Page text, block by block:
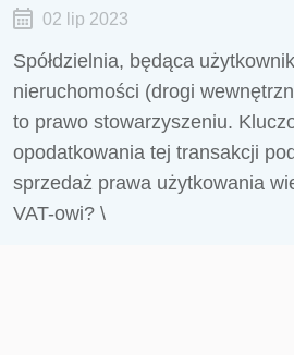
02 lip 2023
Spółdzielnia, będąca
nieruchomości (drogi
to prawo stowarzyszeniu.
opodatkowania tej transakcji
sprzedaż prawa użytkowania
VAT-owi? \